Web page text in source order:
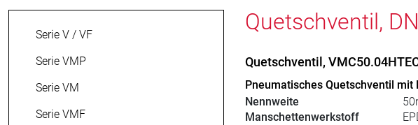
Serie V / VF
Serie VMP
Serie VM
Serie VMF
Quetschventil,
Quetschventil,
Pneumatisches Quetschventil mit
Nennweite
Manschettenwerkstoff